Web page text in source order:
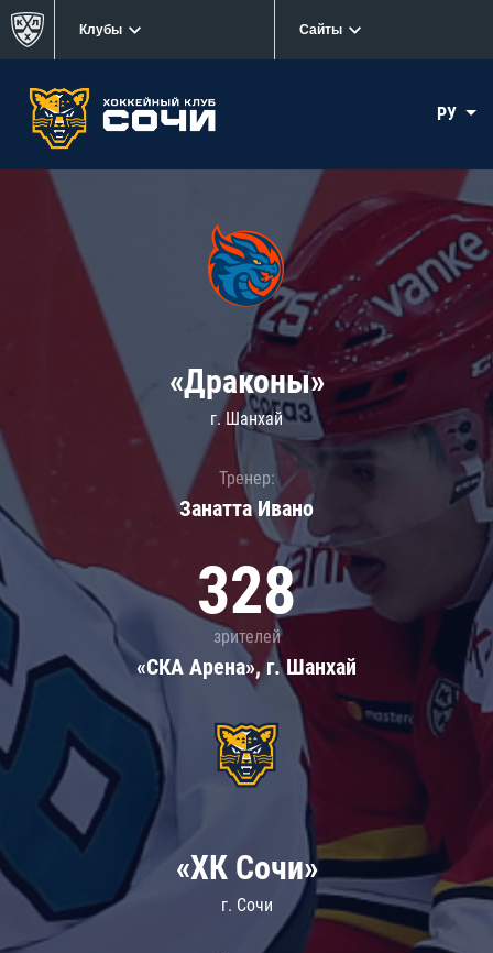
Клубы Сайты
РУ
«Драконы»
г. Шанхай
Тренер:
Занатта Иванo
328
зрителей
«СКА Арена», г. Шанхай
«ХК Сочи»
г. Сочи